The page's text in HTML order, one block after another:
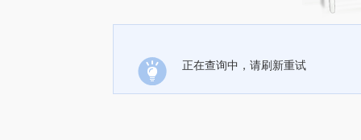
正在查询中，请刷新重试